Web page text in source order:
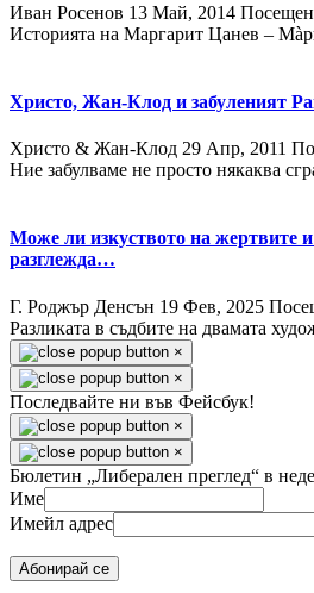
Иван Росенов 13 Май, 2014
Историята на Маргарит Цанев –
Христо, Жан-Клод и забуленият
Христо & Жан-Клод 29 Апр, 2011
Ние забулваме не просто някаква
Може ли изкуството на жертвите и
разглежда…
Г. Роджър Денсън 19 Фев, 2025
Разликата в съдбите на двамата
×
×
Последвайте ни във Фейсбук!
×
×
Бюлетин „Либерален преглед“ в
Име
Имейл адрес
Абонирай се